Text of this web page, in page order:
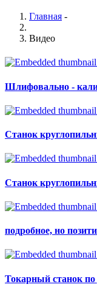
Главная -
Видео
Шлифовально -
Станок
Станок
подробное, но
Токарный станок по